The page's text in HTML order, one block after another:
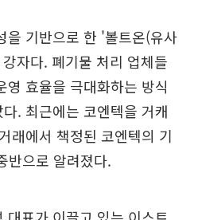
을 기반으로 한 '볼트온(유사
자다. 폐기물 처리 업체들
영 효율을 극대화하는 방식
. 최근에는 코엔텍을 거캐
래에서 책정된 코엔텍의 기
반으로 알려졌다.